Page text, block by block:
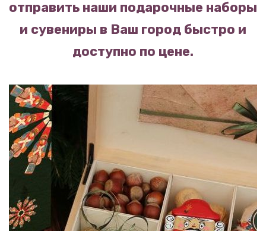
отправить наши подарочные наборы
и сувениры в Ваш город быстро и
доступно по цене.